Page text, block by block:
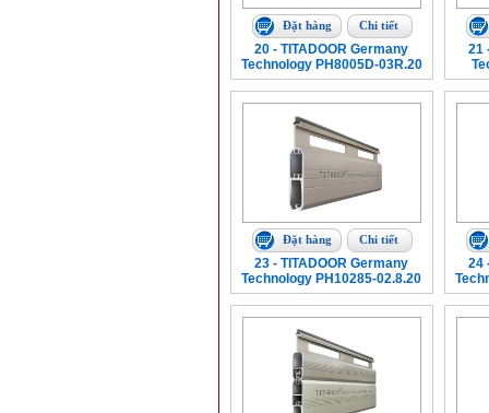
Đặt hàng Chi tiết
20 - TITADOOR Germany
Technology PH8005D-03R.20
21
Đặt hàng Chi tiết
23 - TITADOOR Germany
Technology PH10285-02.8.20
24